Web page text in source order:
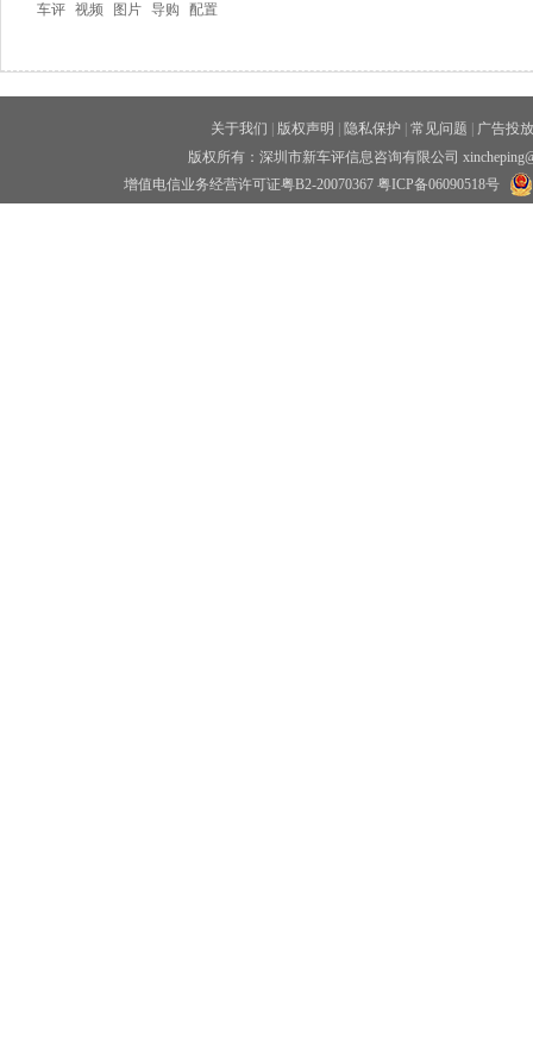
车评 视频 图片 导购 配置
关于我们 版权声明 隐私保护 常见问题
广告投放
版权所有：深圳市新车评信息咨询有限公司
增值电信业务经营许可证粤B2-20070367 粤ICP备06090518号